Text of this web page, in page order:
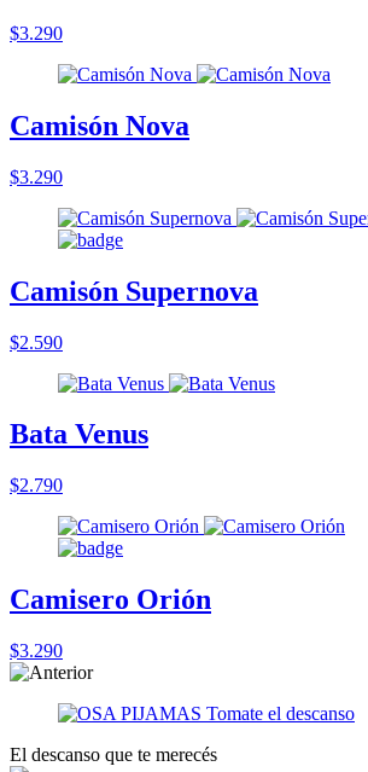
$3.290
Camisón Nova
$3.290
Camisón Supernova
$2.590
Bata Venus
$2.790
Camisero Orión
$3.290
El descanso que te merecés